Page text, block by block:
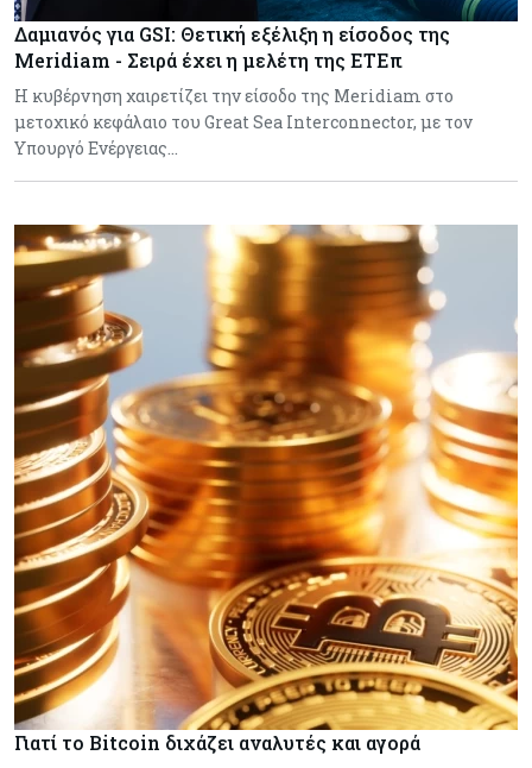
Δαμιανός για GSI: Θετική εξέλιξη η είσοδος της
Meridiam - Σειρά έχει η μελέτη της ΕΤΕπ
Η κυβέρνηση χαιρετίζει την είσοδο της Meridiam στο
μετοχικό κεφάλαιο του Great Sea Interconnector, με τον
Υπουργό Ενέργειας…
Γιατί το Bitcoin διχάζει αναλυτές και αγορά